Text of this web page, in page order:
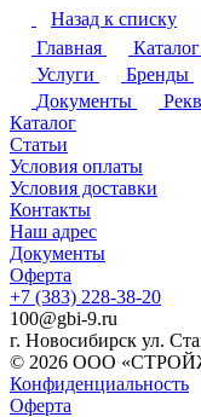
Назад к списку
Главная
Каталог
Услуги
Бренды
Документы
Каталог
Статьи
Условия оплаты
Условия доставки
Контакты
Наш адрес
Документы
Оферта
+7 (383) 228-38-20
100@gbi-9.ru
г. Новосибирск ул.
© 2026 ООО
Конфиденциальность
Оферта